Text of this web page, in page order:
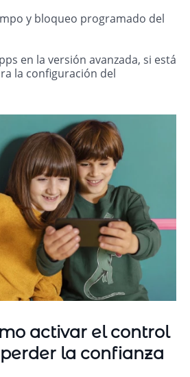
y bloqueo programado del
en la versión avanzada, si está
la configuración del
activar el control
la confianza